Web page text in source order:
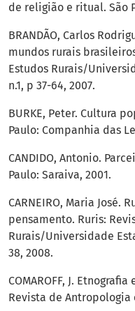
de religião e ritual. São
BRANDÃO, Carlos
mundos rurais
Estudos Rurais/
n.1, p 37-64, 2007.
BURKE, Peter. Cultura
Paulo: Companhia das
CANDIDO, Antonio.
Paulo: Saraiva, 2001.
CARNEIRO, Maria José.
pensamento. Ruris:
Rurais/Universidade
38, 2008.
COMAROFF, J.
Revista de Antropologia